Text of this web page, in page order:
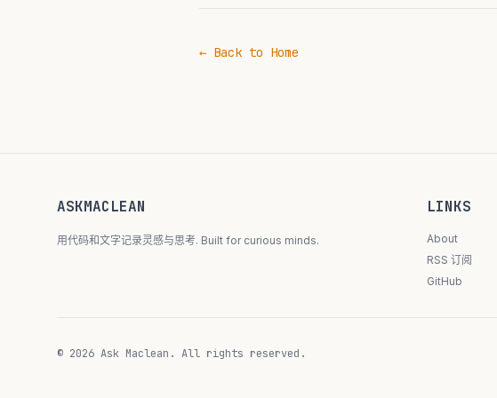
← Back to Home
ASKMACLEAN
用代码和文字记录灵感与思考. Built for curious minds.
LINKS
About
RSS 订阅
GitHub
© 2026 Ask Maclean. All rights reserved.